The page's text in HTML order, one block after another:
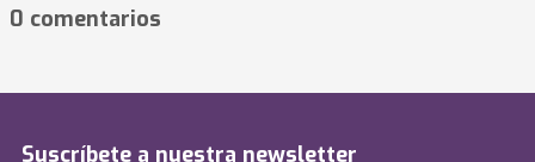
0 comentarios
Suscríbete a nuestra newsletter